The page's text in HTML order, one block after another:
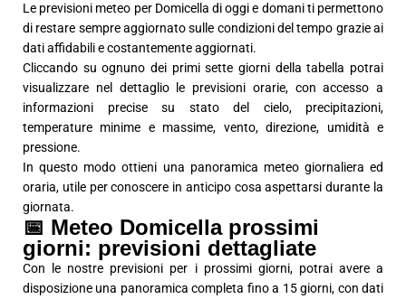
Le previsioni meteo per Domicella di oggi e domani ti permettono
di restare sempre aggiornato sulle condizioni del tempo grazie ai
dati affidabili e costantemente aggiornati.
Cliccando su ognuno dei primi sette giorni della tabella potrai
visualizzare nel dettaglio le previsioni orarie, con accesso a
informazioni precise su stato del cielo, precipitazioni,
temperature minime e massime, vento, direzione, umidità e
pressione.
In questo modo ottieni una panoramica meteo giornaliera ed
oraria, utile per conoscere in anticipo cosa aspettarsi durante la
giornata.
📅 Meteo Domicella prossimi
giorni: previsioni dettagliate
Con le nostre previsioni per i prossimi giorni, potrai avere a
disposizione una panoramica completa fino a 15 giorni, con dati